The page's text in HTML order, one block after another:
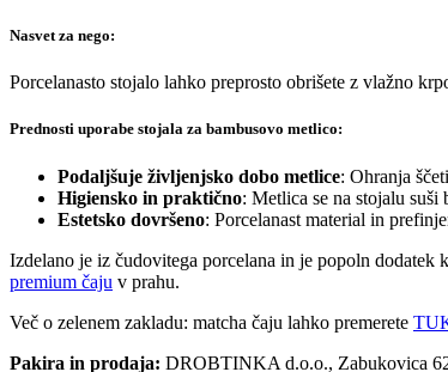
Nasvet za nego:
Porcelanasto stojalo lahko preprosto obrišete z vlažno
Prednosti uporabe stojala za bambusovo metlico:
Podaljšuje življenjsko dobo metlice: Ohranja
Higiensko in praktično: Metlica se na stojalu
Estetsko dovršeno: Porcelanast material in
Izdelano je iz čudovitega porcelana in je popoln dodatek k
premium čaju v prahu.
Več o zelenem zakladu: matcha čaju lahko premerete
Pakira in prodaja: DROBTINKA d.o.o., Zabukovica